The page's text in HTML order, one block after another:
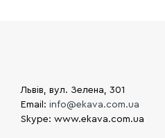
Львів, вул. Зелена, 301
Email:info@ekava.com.ua
Skype: www.ekava.com.ua